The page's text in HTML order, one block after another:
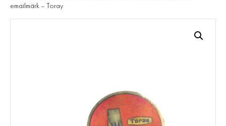
emailmärk – Toray